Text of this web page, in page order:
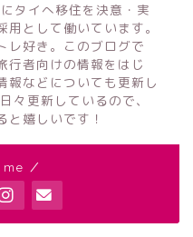
タイへ移住を決意・実
として働いています。
レ好き。このブログで
行者向けの情報をはじ
報などについても更新し
々更新しているので、
嬉しいです！
／